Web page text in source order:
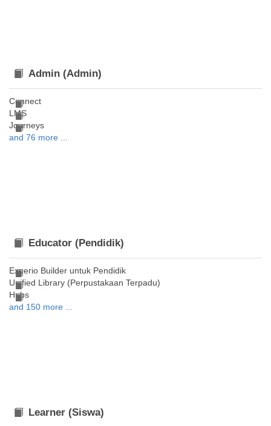
Admin (Admin)
Connect
LMS
Journeys
and 76 more ...
Educator (Pendidik)
Experio Builder untuk Pendidik
Unified Library (Perpustakaan Terpadu)
Hubs
and 150 more ...
Learner (Siswa)